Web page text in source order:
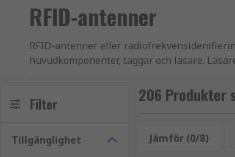
RFID-antenner
RFID-antenner eller
huvudkomponenter, taggar och läsare.
RFID-antenner överför först ström till
Typer av RFID-antenner:
Filter
Tillgänglighet
206 Produkter
Jämför (0/8)